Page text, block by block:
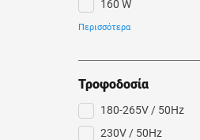
160 W
15 W
Περισσότερα
Τροφοδοσία
180-265V / 50Hz
230V / 50Hz